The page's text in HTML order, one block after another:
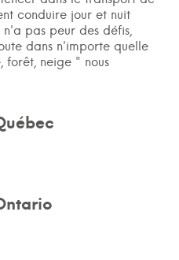
conduire jour et nuit
n'a pas peur des défis,
dans n'importe quelle
forêt, neige " nous